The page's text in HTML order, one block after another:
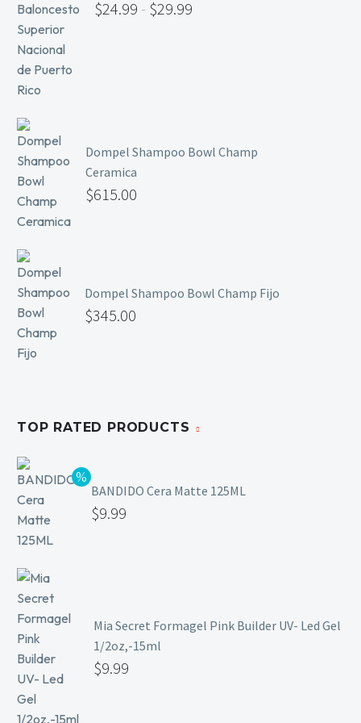
Primer y Antifungal
Mesas y Maletas
Herramientas y Accesorios
Máquinas de Pedicura
Removedor de Callos
Cremas y Scrubs
Otros
Lo Nuevo
Ofertas
$24.99 - $29.99
Dompel Shampoo Bowl Champ
Ceramica
$615.00
Dompel Shampoo Bowl Champ Fijo
$345.00
TOP RATED PRODUCTS
BANDIDO Cera Matte 125ML
$9.99
Mia Secret Formagel Pink Builder UV- Led Gel
1/2oz,-15ml
$9.99